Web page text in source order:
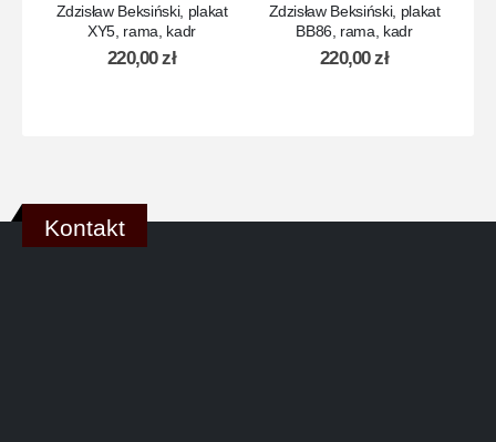
Zdzisław Beksiński, plakat
XY5, rama, kadr
220,00zł
Zdzisław Beksiński, plakat
BB86, rama, kadr
220,00zł
Kontakt